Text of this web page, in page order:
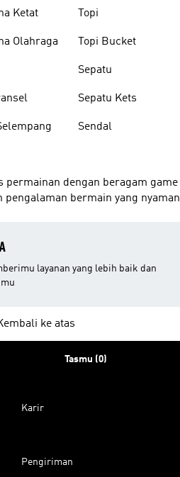
Ketat
Olahraga
Topi
Topi Bucket
Sepatu
Sepatu Kets
Sendal
permainan dengan beragam game
bermain yang nyaman
layanan yang lebih baik dan
ke atas
Tasmu (0)
Karir
Pengiriman